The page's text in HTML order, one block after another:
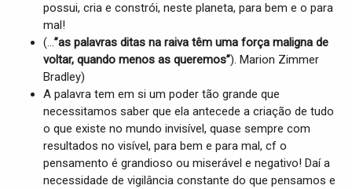
possui, cria e constrói, neste planeta, para bem e o para
mal!
(…”as palavras ditas na raiva têm uma força maligna de
voltar, quando menos as queremos”). Marion Zimmer
Bradley)
A palavra tem em si um poder tão grande que
necessitamos saber que ela antecede a criação de tudo
o que existe no mundo invisível, quase sempre com
resultados no visível, para bem e para mal, cf o
pensamento é grandioso ou miserável e negativo! Daí a
necessidade de vigilância constante do que pensamos e